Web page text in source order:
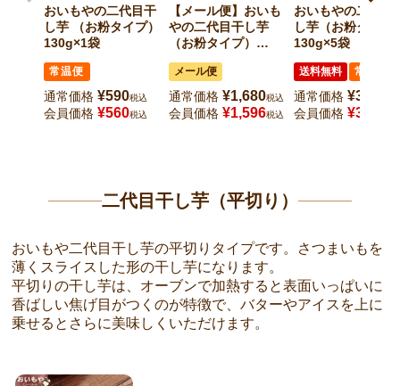
おいもやの二代目干
し芋 （お粉タイプ）
130g×1袋
常温便
通常価格 ¥590税込
会員価格 ¥560税込
【メール便】おいも
やの二代目干し芋
（お粉タイプ）
メール便
通常価格 ¥1,680税込
会員価格 ¥1,596税込
おいもやの二代目
し芋（お粉タイプ
130g×5袋
送料無料 常温便
通常価格 ¥3,680
会員価格 ¥3,496
二代目干し芋（平切り）
おいもや二代目干し芋の平切りタイプです。さつまいもを
薄くスライスした形の干し芋になります。
平切りの干し芋は、オーブンで加熱すると表面いっぱいに
香ばしい焦げ目がつくのが特徴で、バターやアイスを上に
乗せるとさらに美味しくいただけます。